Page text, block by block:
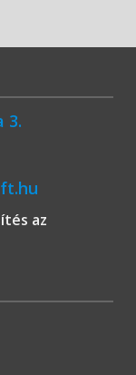
3.
az